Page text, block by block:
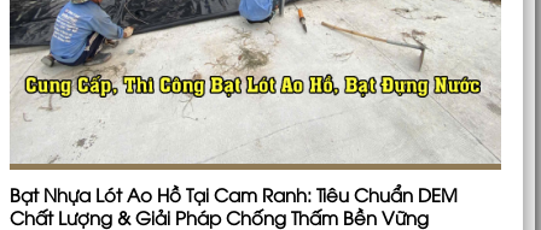
Bạt Nhựa Lót Ao Hồ Tại Cam Ranh: Tiêu Chuẩn DEM
Chất Lượng & Giải Pháp Chống Thấm Bền Vững